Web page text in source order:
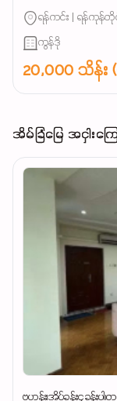
ရန်ကင်း | ရန်ကုန်တို
ကွန်ဒို
20,000 သိန်း
အိမ်ခြံမြေ အငှါးကြေ
ဗဟန်း၊အိပ်ခန်း၄ခန်းပါ